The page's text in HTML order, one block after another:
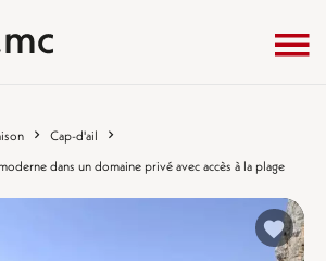
Cap-d'ail
dans un domaine privé avec accès à la plage